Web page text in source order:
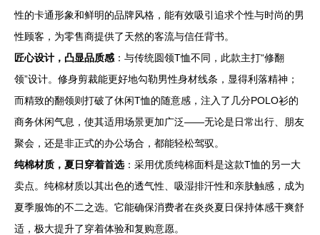
性的卡通形象和鲜明的品牌风格，能有效吸引追求个性与时尚的男
性顾客，为零售商提供了天然的客流与信任背书。
匠心设计，凸显品质感 ：与传统圆领T恤不同，此款主打“修翻
领”设计。修身剪裁能更好地勾勒男性身材线条，显得利落精神；
而精致的翻领则打破了休闲T恤的随意感，注入了几分POLO衫的
商务休闲气息，使其适用场景更加广泛——无论是日常出行、朋友
聚会，还是非正式的办公场合，都能轻松驾驭。
纯棉材质，夏日穿着首选：采用优质纯棉面料是这款T恤的另一大
卖点。纯棉材质以其出色的透气性、吸湿排汗性和亲肤触感，成为
夏季服饰的不二之选。它能确保消费者在炎炎夏日保持体感干爽舒
适，极大提升了穿着体验和复购意愿。